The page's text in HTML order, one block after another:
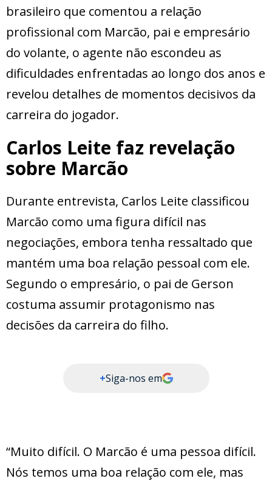
brasileiro que comentou a relação
profissional com Marcão, pai e empresário
do volante, o agente não escondeu as
dificuldades enfrentadas ao longo dos anos e
revelou detalhes de momentos decisivos da
carreira do jogador.
Carlos Leite faz revelação
sobre Marcão
Durante entrevista, Carlos Leite classificou
Marcão como uma figura difícil nas
negociações, embora tenha ressaltado que
mantém uma boa relação pessoal com ele.
Segundo o empresário, o pai de Gerson
costuma assumir protagonismo nas
decisões da carreira do filho.
+Siga-nos em
“Muito difícil. O Marcão é uma pessoa difícil.
Nós temos uma boa relação com ele, mas